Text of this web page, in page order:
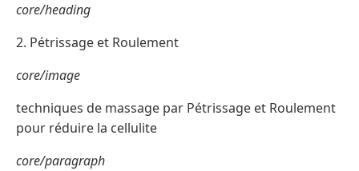
core/heading
2. Pétrissage et Roulement
core/image
techniques de massage par Pétrissage et Roulement
pour réduire la cellulite
core/paragraph